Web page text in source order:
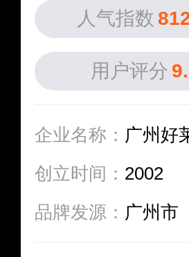
人气指数
用户评分
企业名称： 广州好
创立时间： 2002
品牌发源： 广州市